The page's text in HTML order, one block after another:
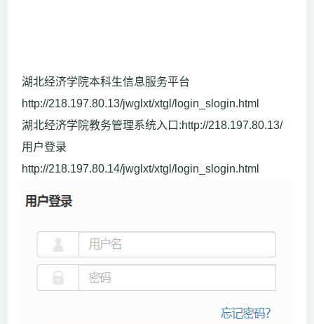
湖北经济学院本科生信息服务平台
http://218.197.80.13/jwglxt/xtgl/login_slogin.html
湖北经济学院教务管理系统入口:http://218.197.80.13/
用户登录
http://218.197.80.14/jwglxt/xtgl/login_slogin.html